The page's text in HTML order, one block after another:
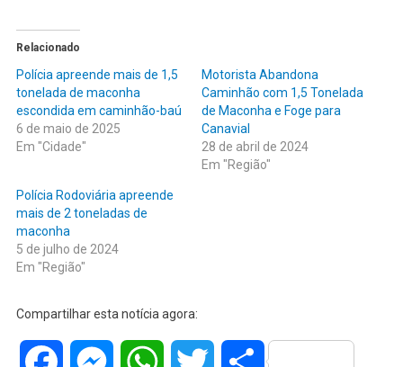
Relacionado
Polícia apreende mais de 1,5
tonelada de maconha
escondida em caminhão-baú
6 de maio de 2025
Em "Cidade"
Motorista Abandona
Caminhão com 1,5 Tonelada
de Maconha e Foge para
Canavial
28 de abril de 2024
Em "Região"
Polícia Rodoviária apreende
mais de 2 toneladas de
maconha
5 de julho de 2024
Em "Região"
Compartilhar esta notícia agora:
Facebook MessengerWhatsAppTwitter Share